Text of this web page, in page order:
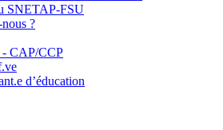
SNETAP-FSU
?
- CAP/CCP
d’éducation